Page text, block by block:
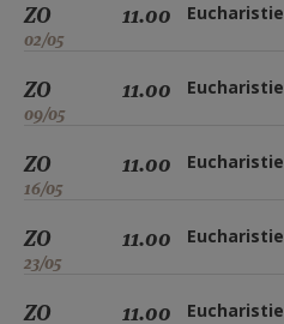
ZO
02/05
11.00 Eucharistie
ZO
09/05
11.00 Eucharistie
ZO
16/05
11.00 Eucharistie
ZO
23/05
11.00 Eucharistie
ZO 11.00 Eucharistie